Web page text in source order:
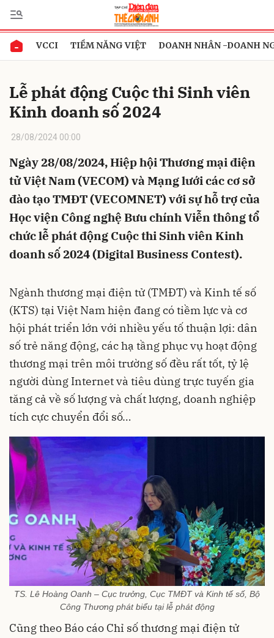
VCCI TIỀM NĂNG VIỆT DOANH NHÂN -DOANH
Lễ phát động Cuộc thi Sinh viên
Kinh doanh số 2024
28/08/2024 00:00
Ngày 28/08/2024, Hiệp hội Thương mại điện
tử Việt Nam (VECOM) và Mạng lưới các cơ sở
đào tạo TMĐT (VECOMNET) với sự hỗ trợ của
Học viện Công nghệ Bưu chính Viễn thông tổ
chức lễ phát động Cuộc thi Sinh viên Kinh
doanh số 2024 (Digital Business Contest).
Ngành thương mại điện tử (TMĐT) và Kinh tế số
(KTS) tại Việt Nam hiện đang có tiềm lực và cơ
hội phát triển lớn với nhiều yếu tố thuận lợi: dân
số trẻ năng động, các hạ tầng phục vụ hoạt động
thương mại trên môi trường số đều rất tốt, tỷ lệ
người dùng Internet và tiêu dùng trực tuyến gia
tăng cả về số lượng và chất lượng, doanh nghiệp
tích cực chuyển đổi số…
TS. Lê Hoàng Oanh – Cục trưởng, Cục TMĐT và Kinh tế số, Bộ
Công Thương phát biểu tại lễ phát động
Cũng theo Báo cáo Chỉ số thương mại điện tử
Gửi bình luận
Hủy Gửi